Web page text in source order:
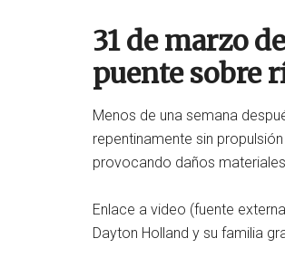
31 de marzo
puente sobre
Menos de una semana
repentinamente sin
provocando daños
Enlace a video (fuente
Dayton Holland y su familia